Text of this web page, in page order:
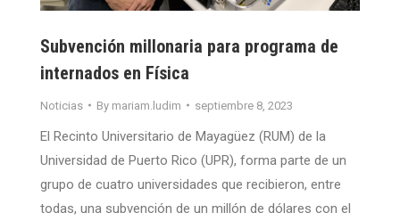
Subvención millonaria para programa de
internados en Física
Noticias By mariam.ludim septiembre 8, 2023
El Recinto Universitario de Mayagüez (RUM) de la
Universidad de Puerto Rico (UPR), forma parte de un
grupo de cuatro universidades que recibieron, entre
todas, una subvención de un millón de dólares con el